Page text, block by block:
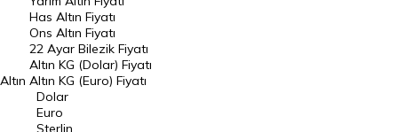
DÖVİZ
Döviz Kuru
Dolar Kuru
Euro Kuru
Pound Kuru
Altın
Has Altın Fiyatı
Ons Altın Fiyatı
22 Ayar Bilezik Fiyatı
Altın KG (Dolar) Fiyatı
Altın KG (Euro) Fiyatı
Dolar
Euro
Sterlin